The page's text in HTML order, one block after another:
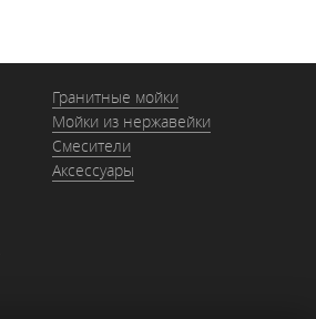
Гранитные мойки
Мойки из нержавейки
Смесители
Аксессуары